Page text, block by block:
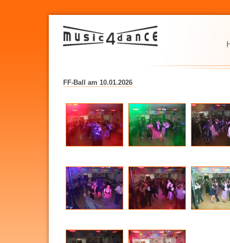
FF-Ball am 10.01.2026